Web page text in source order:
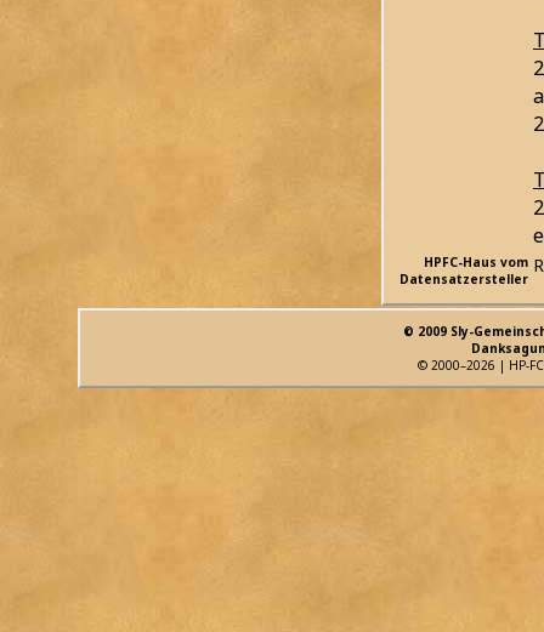
HPFC-Haus vom
Datensatzersteller
© 2009 Sly-
© 2000–2026 | HP-